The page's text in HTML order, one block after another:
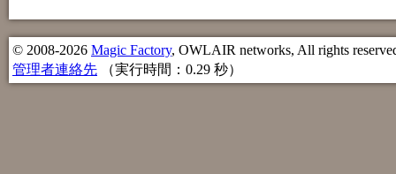
© 2008-2026 Magic Factory, OWLAIR networks, All rights
管理者連絡先 （実行時間：0.29 秒）